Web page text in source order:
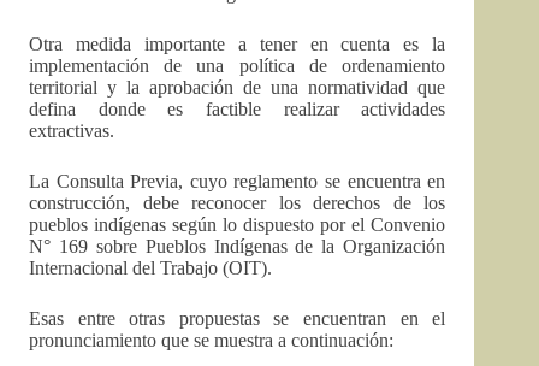
Otra medida importante a tener en cuenta es la
implementación de una política de ordenamiento
territorial y la aprobación de una normatividad que
defina donde es factible realizar actividades
extractivas.
La Consulta Previa, cuyo reglamento se encuentra en
construcción, debe reconocer los derechos de los
pueblos indígenas según lo dispuesto por el Convenio
N° 169 sobre Pueblos Indígenas de la Organización
Internacional del Trabajo (OIT).
Esas entre otras propuestas se encuentran en el
pronunciamiento que se muestra a continuación: